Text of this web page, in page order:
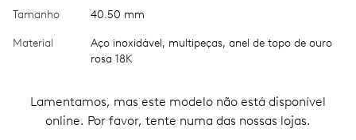
Tamanho 40.50 mm
Material
Aço inoxidável, multipeças, anel de topo de ouro
rosa 18K
Lamentamos, mas este modelo não está disponível
online. Por favor, tente numa das nossas lojas.